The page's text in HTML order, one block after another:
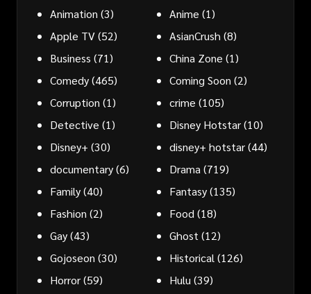
Animation (3) Anime (1)
Apple TV(52) AsianCrush (8)
Business (71) China Zone (1)
Comedy(465) Coming Soon (2)
Corruption (1) crime (105)
Detective (1) Disney Hotstar(10)
Disney+ (30) disney+ hotstar(44)
documentary(6) Drama(719)
Family(40) Fantasy(135)
Fashion (2) Food(18)
Gay(43) Ghost(12)
Gojoseon (30) Historical(126)
Horror(59) Hulu(39)